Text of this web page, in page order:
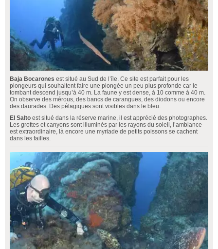
Baja Bocarones est situé au Sud de l’île. Ce site est parfait pour les
plongeurs qui souhaitent faire une plongée un peu plus profonde car le
tombant descend jusqu’à 40 m. La faune y est dense, à 10 comme à 40 m.
On observe des mérous, des bancs de carangues, des diodons ou encore
des daurades. Des pélagiques sont visibles dans le bleu.
El Salto est situé dans la réserve marine, il est apprécié des photographes.
Les grottes et canyons sont illuminés par les rayons du soleil, l’ambiance
est extraordinaire, là encore une myriade de petits poissons se cachent
dans les failles.